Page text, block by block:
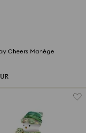
Cheers Manège